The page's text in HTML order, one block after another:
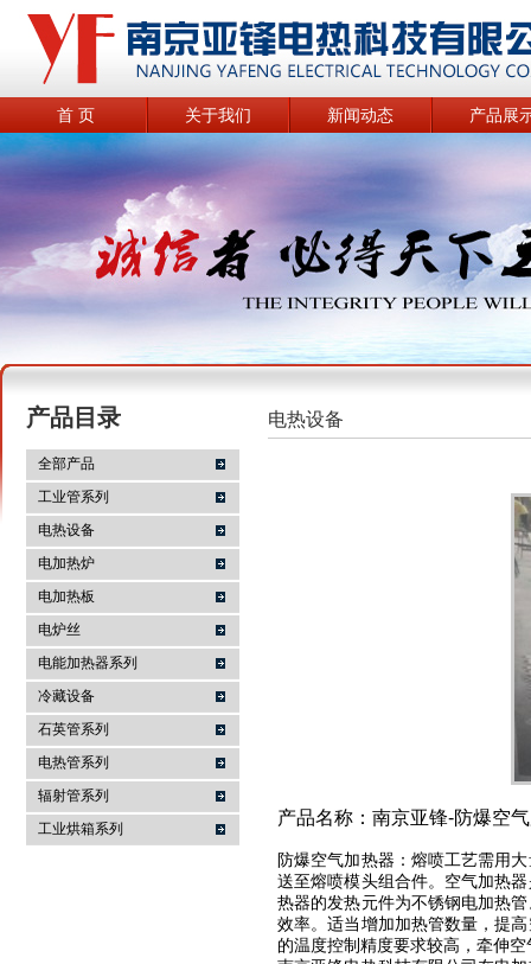
南京亚锋电热科技有限公司
首 页 关于我们 新闻动态 产品展
产品目录
全部产品
工业管系列
电热设备
电加热炉
电加热板
电炉丝
电能加热器系列
冷藏设备
石英管系列
电热管系列
辐射管系列
工业烘箱系列
电热设备
产品名称：南京亚锋-防爆空
防爆空气加热器：熔喷工艺需用
送至熔喷模头组合件。空气加热
热器的发热元件为不锈钢电加热
效率。适当增加加热管数量，提
的温度控制精度要求较高，牵伸